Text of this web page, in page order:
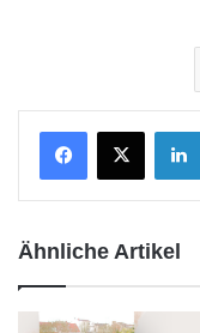
Ähnliche Artikel